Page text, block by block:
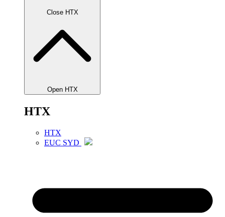
Close HTX
Open HTX
HTX
HTX
EUC SYD